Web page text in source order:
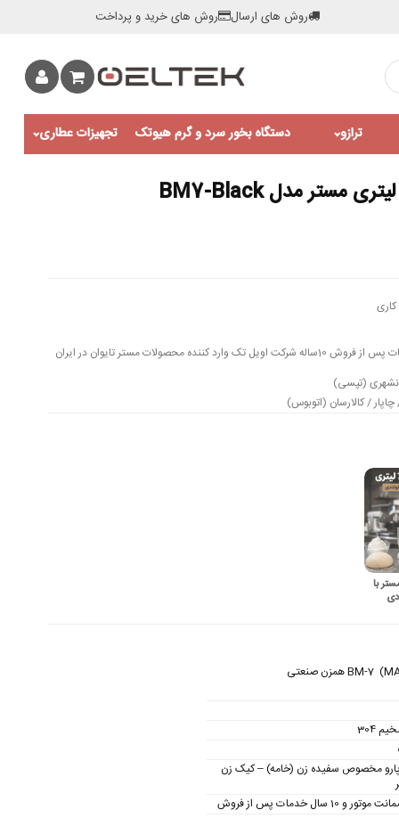
روش های ارسال روش های خرید و پرداخت
ترازو دستگاه بخور سرد و گرم هیوتک تجهیزات عطاری
(تپسی)
/ کالارسان (اتوبوس)
مستر با
304
دارای 3 پارو مخصوص سفیده زن (خامه) – کیک زن